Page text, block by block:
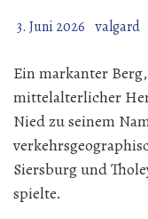
3. Juni 2026 valgard
Ein markanter
mittelalterlicher
Nied zu seinem
Siersburg und
spielte.